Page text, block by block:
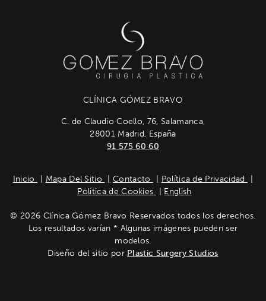
CLÍNICA GÓMEZ BRAVO
C. de Claudio Coello, 76, Salamanca,
28001 Madrid, España
91 575 60 60
Inicio Mapa Del Sitio Contacto
Política de Privacidad
Política de Cookies
English
© 2026 Clínica Gómez Bravo Reservados todos los derechos.
Los resultados varían * Algunas imágenes pueden ser
modelos.
Diseño del sitio por Plastic Surgery Studios